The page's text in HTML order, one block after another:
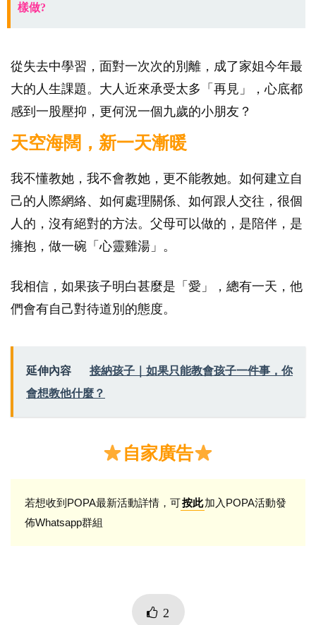
樣做?
從失去中學習，面對一次次的別離，成了家姐今年最
大的人生課題。大人近來承受太多「再見」，心底都
感到一股壓抑，更何況一個九歲的小朋友？
天空海闊，新一天漸暖
我不懂教她，我不會教她，更不能教她。如何建立自
己的人際網絡、如何處理關係、如何跟人交往，很個
人的，沒有絕對的方法。父母可以做的，是陪伴，是
擁抱，做一碗「心靈雞湯」。
我相信，如果孩子明白甚麼是「愛」，總有一天，他
們會有自己對待道別的態度。
延伸內容
接納孩子｜如果只能教會孩子一件事，你
會想教他什麼？
自家廣告
若想收到POPA最新活動詳情，可按此加入POPA活動發
佈Whatsapp群組
2